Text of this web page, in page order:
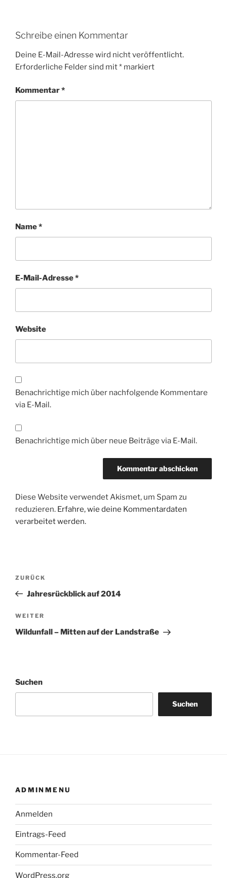
Schreibe einen Kommentar
Deine E-Mail-Adresse wird nicht veröffentlicht.
Erforderliche Felder sind mit* markiert
Kommentar*
Name*
E-Mail-Adresse*
Website
Benachrichtige mich über nachfolgende Kommentare
via E-Mail.
Benachrichtige mich über neue Beiträge via E-Mail.
Diese Website verwendet Akismet, um Spam zu
reduzieren. Erfahre, wie deine Kommentardaten
verarbeitet werden.
Beitragsnavigation
Vorheriger
Beitrag
ZURÜCK
Jahresrückblick auf 2014
Nächster
Beitrag
WEITER
Wildunfall – Mitten auf der Landstraße
Suchen
Suchen
ADMINMENU
Anmelden
Eintrags-Feed
Kommentar-Feed
WordPress.org